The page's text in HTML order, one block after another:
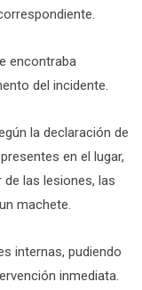
encontraba
del incidente.
la declaración de
en el lugar,
las lesiones, las
machete.
internas, pudiendo
inmediata.